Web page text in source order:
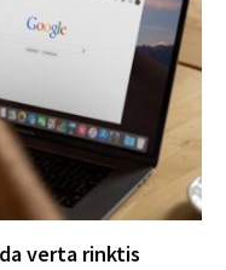
verta rinktis